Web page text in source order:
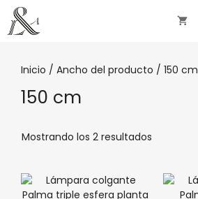
Inicio / Ancho del producto / 150 cm
150 cm
Mostrando los 2 resultados